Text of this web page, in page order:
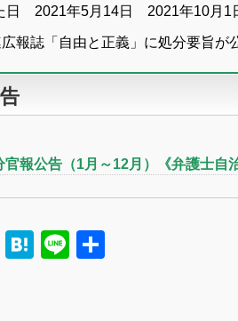
日 2021年5月14日 2021年10月
報誌「自由と正義」に処分要旨が
報公告（1月～12月）《弁護士自
Facebook
Hatena
Line